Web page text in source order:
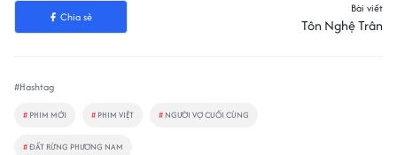
Chia sẻ
Bài viết
Tôn Nghệ Trân
#Hashtag
# PHIM MỚI # PHIM VIỆT # NGƯỜI VỢ CUỐI CÙNG
#ĐẤT RỪNG PHƯƠNG NAM